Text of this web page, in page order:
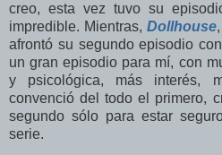
creo, esta vez tuvo su
impredible. Mientras, Dollhouse,
afrontó su segundo episodio
un gran episodio para mí, con
y psicológica, más interés,
convenció del todo el primero,
segundo sólo para estar
serie.